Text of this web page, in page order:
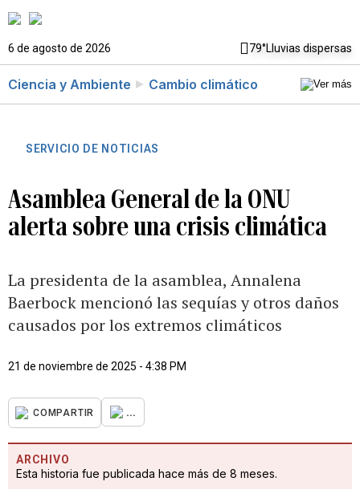
6 de agosto de 2026 79°Lluvias dispersas
Ciencia y Ambiente Cambio climático
SERVICIO DE NOTICIAS
Asamblea General de la ONU
alerta sobre una crisis climática
La presidenta de la asamblea, Annalena
Baerbock mencionó las sequías y otros daños
causados por los extremos climáticos
21 de noviembre de 2025 - 4:38 PM
COMPARTIR ...
ARCHIVO
Esta historia fue publicada hace más de 8 meses.